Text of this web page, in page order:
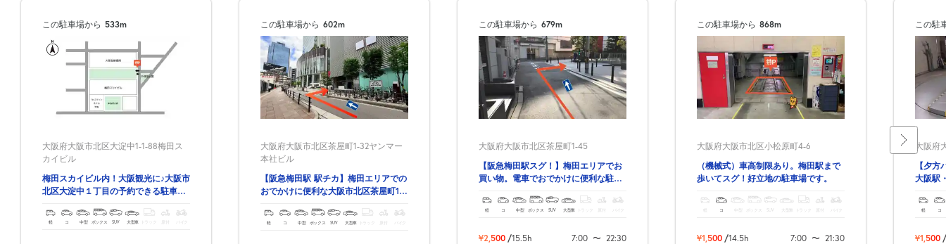
この駐車場から 533m
大阪府大阪市北区大淀中1-1-88梅田ス
カイビル
梅田スカイビル内！大阪観光に♪大阪市
北区大淀中１丁目の予約できる駐車
軽 コ 中型 ボックス SUV 大型車 トラック バイク
この駐車場から 602m
大阪府大阪市北区茶屋町1-32ヤンマー
本社ビル
【阪急梅田駅 駅チカ】梅田エリアでの
おでかけに便利な大阪市北区茶屋町1丁
軽 コ 中型 ボックス SUV 大型車 トラック バイク
この駐車場から 679m
大阪府大阪市北区茶屋町1-45
【阪急梅田駅スグ！】梅田エリアでお
買い物。電車でおでかけに便利な駐車
軽 コ 中型 ボックス SUV 大型車 トラック バイク
¥2,500 /15.5h 7:00 〜 22:30
この駐車場から 868m
大阪府大阪市北区小松原町4-6
（機械式）車高制限あり。梅田駅まで
歩いてスグ！好立地の駐車場です。
軽 コ 中型 ボックス SUV 大型車 トラック バイク
¥1,500 /14.5h 7:00 〜 21:30
この駐
大阪府
【夕
大阪駅
軽 コ
¥1,500 /